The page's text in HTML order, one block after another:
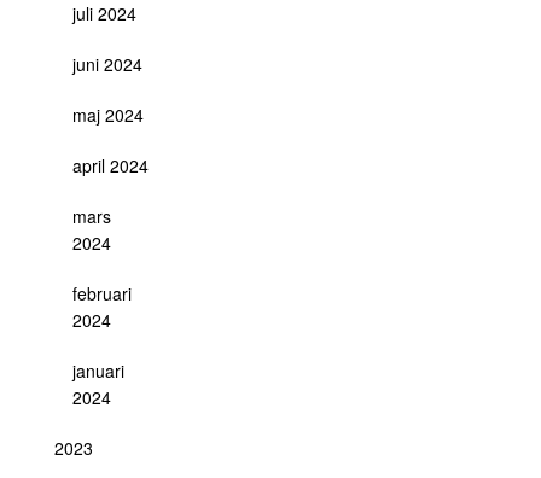
juli 2024
juni 2024
maj 2024
april 2024
mars
2024
februari
2024
januari
2024
2023